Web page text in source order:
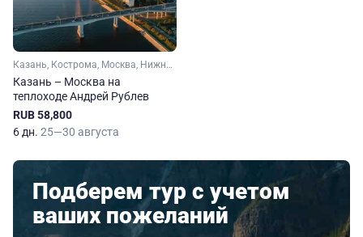
Казань, Кострома, Москва, Нижний Новгород, Чебоксары, Дубна, Городец
Казань – Москва на
теплоходе Андрей Рублев
RUB 58,800
6 дн. 25—30 августа
Подберем тур с учетом
ваших пожеланий